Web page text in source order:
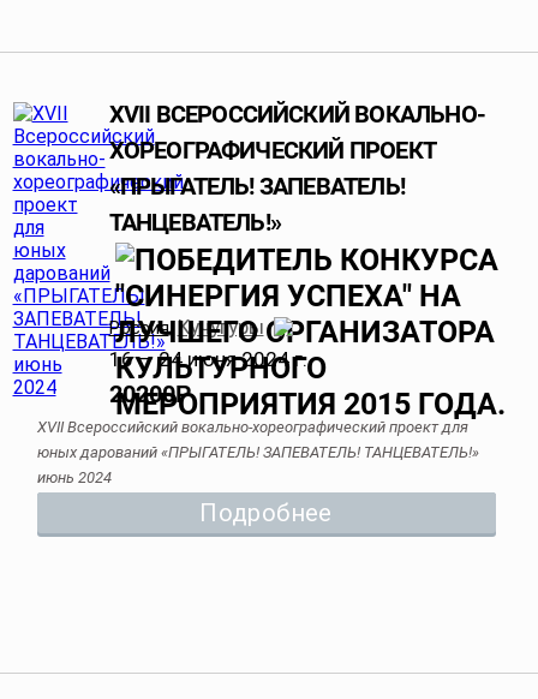
XVII ВСЕРОССИЙСКИЙ ВОКАЛЬНО-
ХОРЕОГРАФИЧЕСКИЙ ПРОЕКТ
«ПРЫГАТЕЛЬ! ЗАПЕВАТЕЛЬ!
ТАНЦЕВАТЕЛЬ!»
Россия,Кучугуры
16 — 24 июня 2024 г.
20200Р
XVII Всероссийский вокально-хореографический проект для
юных дарований «ПРЫГАТЕЛЬ! ЗАПЕВАТЕЛЬ! ТАНЦЕВАТЕЛЬ!»
июнь 2024
Подробнее